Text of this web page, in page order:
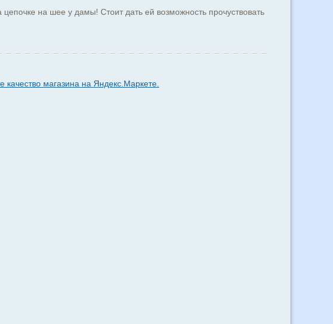
на шее у дамы! Стоит дать ей возможность прочуствовать